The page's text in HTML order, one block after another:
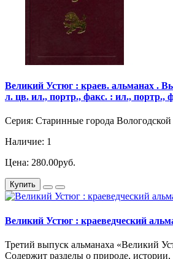
Великий Устюг : краев. альманах .
л. цв. ил., портр., факс. : ил., портр.,
Серия: Старинные города
Наличие: 1
Цена: 280.00руб.
Купить
Великий Устюг : краеведческий
Третий выпуск альманаха «Великий
Содержит разделы о природе,